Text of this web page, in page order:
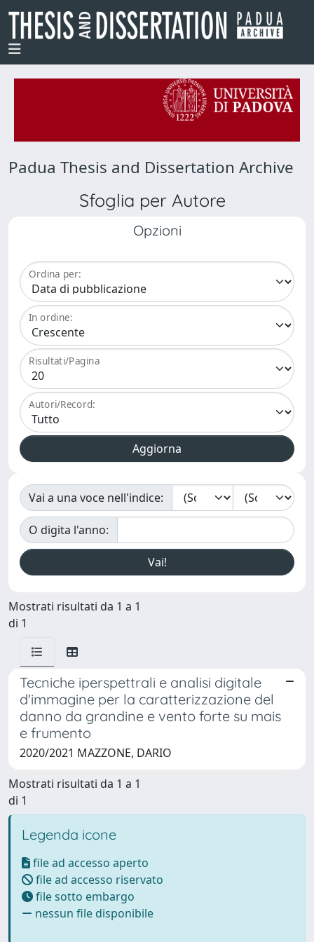
Padua Thesis and Dissertation Archive
Sfoglia per Autore
Opzioni
Ordina per:
In ordine:
Risultati/Pagina
Autori/Record:
Vai a una voce nell'indice:
O digita l'anno:
Mostrati risultati da 1 a 1
di 1
Tecniche iperspettrali e analisi digitale
d'immagine per la caratterizzazione del
danno da grandine e vento forte su mais
e frumento
2020/2021 MAZZONE, DARIO
Mostrati risultati da 1 a 1
di 1
Legenda icone
file ad accesso aperto
file ad accesso riservato
file sotto embargo
nessun file disponibile